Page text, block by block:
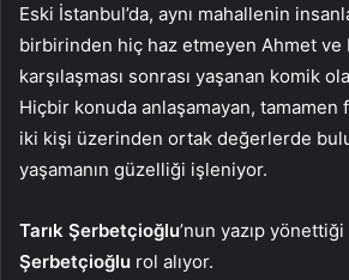
Eski İstanbul’da, aynı mahallenin
birbirinden hiç haz etmeyen Ahmet ve
karşılaşması sonrası yaşanan komik
Hiçbir konuda anlaşamayan, tamamen
iki kişi üzerinden ortak değerlerde
yaşamanın güzelliği işleniyor.
Tarık Şerbetçioğlu’nun yazıp
Şerbetçioğlu rol alıyor.